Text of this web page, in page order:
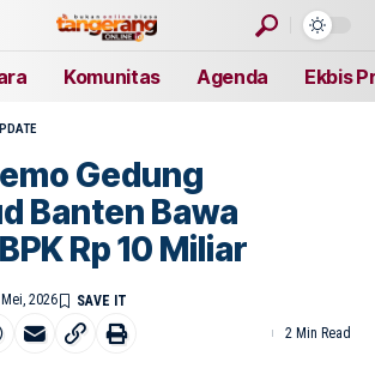
Komunitas Agenda Ekbis
Gedung
Banten Bawa
Rp 10 Miliar
2026
2 Min Read